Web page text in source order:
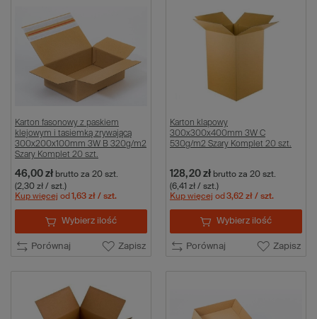
Karton fasonowy z paskiem
klejowym i tasiemką zrywającą
300x200x100mm 3W B 320g/m2
Szary Komplet 20 szt.
46,00 zł brutto za 20 szt.
(2,30 zł / szt.)
Kup więcej od 1,63 zł / szt.
Porównaj Zapisz
Wybierz ilość
Karton klapowy
300x300x400mm 3W C
530g/m2 Szary Komplet 20 szt.
128,20 zł brutto za 20 szt.
(6,41 zł / szt.)
Kup więcej od 3,62 zł / szt.
Porównaj Zapisz
Wybierz ilość